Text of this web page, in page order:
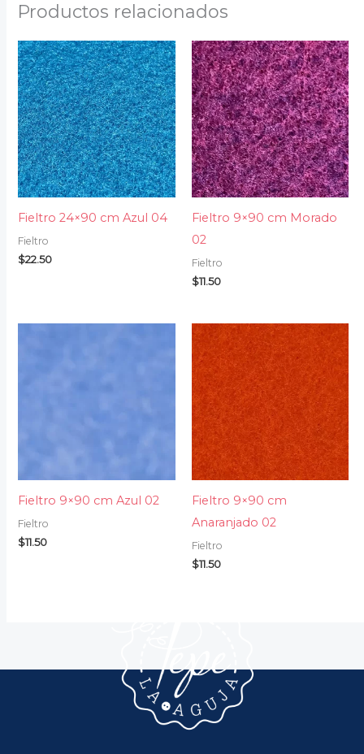
Productos relacionados
Fieltro 24×90 cm Azul 04
Fieltro
$22.50
Fieltro 9×90 cm Morado
02
Fieltro
$11.50
Fieltro 9×90 cm Azul 02
Fieltro
$11.50
Fieltro 9×90 cm
Anaranjado 02
Fieltro
$11.50